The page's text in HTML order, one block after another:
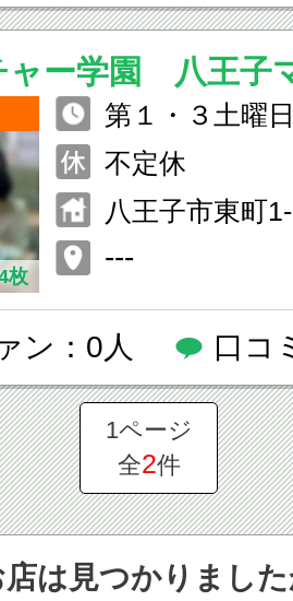
ャー学園 八王子
枚
第１・３土曜
時/14時～16時
不定休
八王子市東町
---
ン：0人 口コ
1ページ
全2件
は見つかりまし